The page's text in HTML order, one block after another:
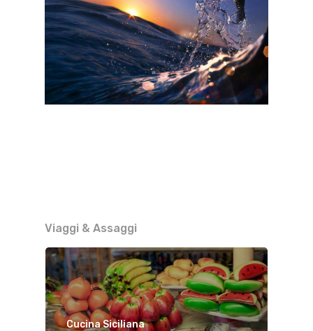
Viaggi & Assaggi
Cucina Siciliana